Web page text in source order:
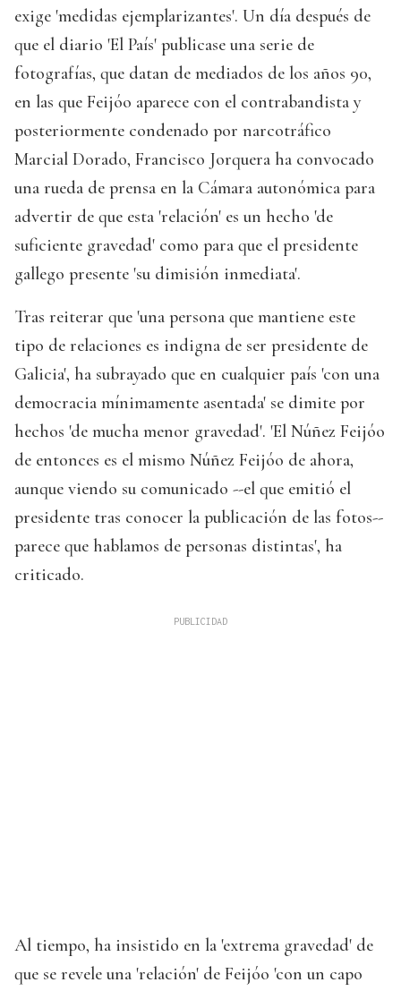
exige 'medidas ejemplarizantes'. Un día después de
que el diario 'El País' publicase una serie de
fotografías, que datan de mediados de los años 90,
en las que Feijóo aparece con el contrabandista y
posteriormente condenado por narcotráfico
Marcial Dorado, Francisco Jorquera ha convocado
una rueda de prensa en la Cámara autonómica para
advertir de que esta 'relación' es un hecho 'de
suficiente gravedad' como para que el presidente
gallego presente 'su dimisión inmediata'.
Tras reiterar que 'una persona que mantiene este
tipo de relaciones es indigna de ser presidente de
Galicia', ha subrayado que en cualquier país 'con una
democracia mínimamente asentada' se dimite por
hechos 'de mucha menor gravedad'. 'El Núñez Feijóo
de entonces es el mismo Núñez Feijóo de ahora,
aunque viendo su comunicado --el que emitió el
presidente tras conocer la publicación de las fotos--
parece que hablamos de personas distintas', ha
criticado.
Al tiempo, ha insistido en la 'extrema gravedad' de
que se revele una 'relación' de Feijóo 'con un capo